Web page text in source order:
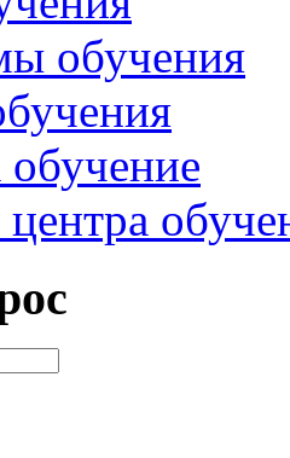
обучения
обучение